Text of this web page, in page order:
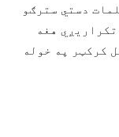
دستي سترګو
هغه
کرکټر په خوله